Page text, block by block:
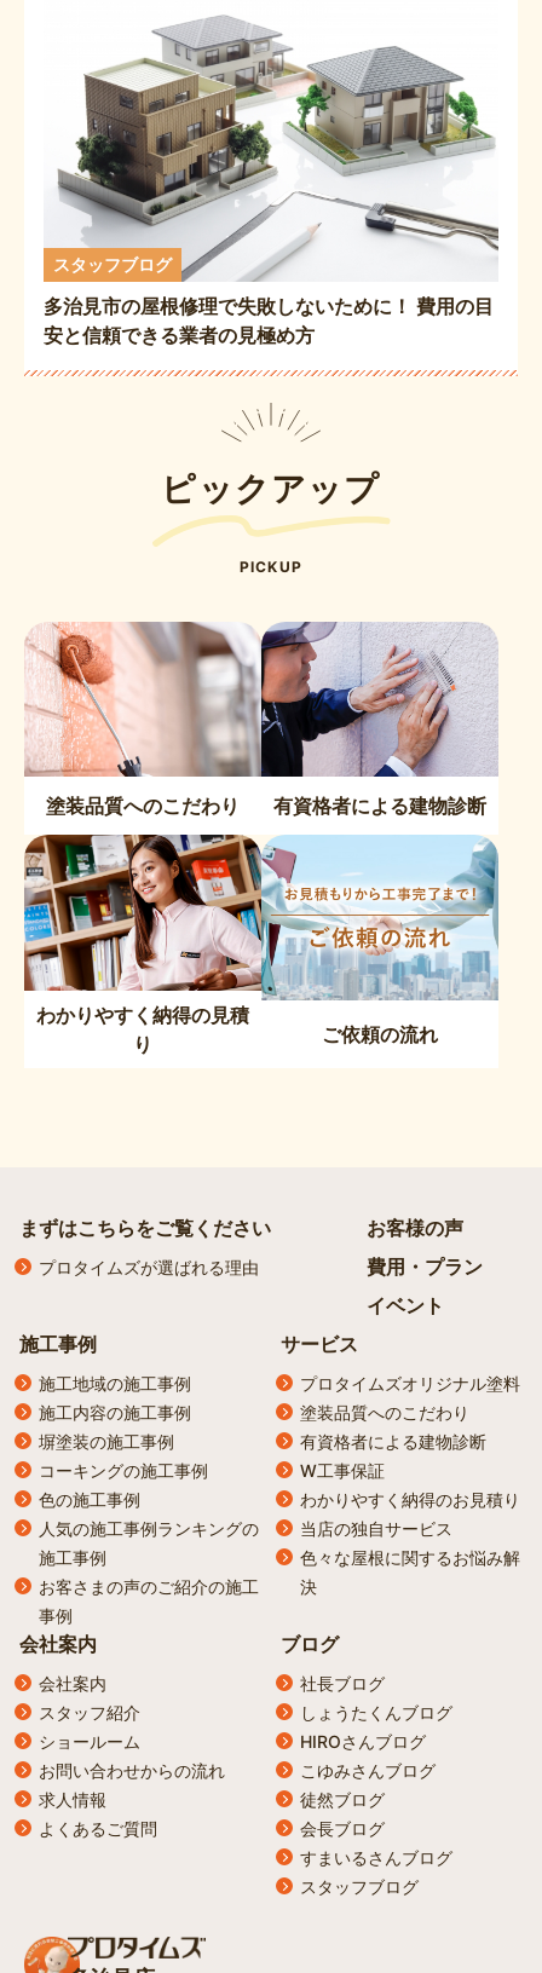
スタッフブログ
多治見市の屋根修理で失敗しないために！ 費用の目
安と信頼できる業者の見極め方
ピックアップ
PICKUP
塗装品質へのこだわり 有資格者による建物診断
わかりやすく納得の見積
り
ご依頼の流れ
まずはこちらをご覧ください
プロタイムズが選ばれる理由
お客様の声
費用・プラン
イベント
施工事例
施工地域の施工事例
施工内容の施工事例
塀塗装の施工事例
コーキングの施工事例
色の施工事例
人気の施工事例ランキングの
施工事例
お客さまの声のご紹介の施工
事例
サービス
プロタイムズオリジナル塗料
塗装品質へのこだわり
有資格者による建物診断
W工事保証
わかりやすく納得のお見積り
当店の独自サービス
色々な屋根に関するお悩み解
決
会社案内
会社案内
スタッフ紹介
ショールーム
お問い合わせからの流れ
求人情報
よくあるご質問
ブログ
社長ブログ
しょうたくんブログ
HIROさんブログ
こゆみさんブログ
徒然ブログ
会長ブログ
すまいるさんブログ
スタッフブログ